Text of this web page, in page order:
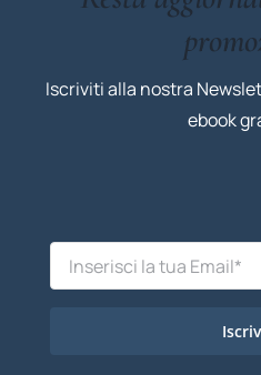
Iscriviti alla nostra
ebook